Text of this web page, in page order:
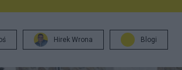
Hirek Wrona Blogi